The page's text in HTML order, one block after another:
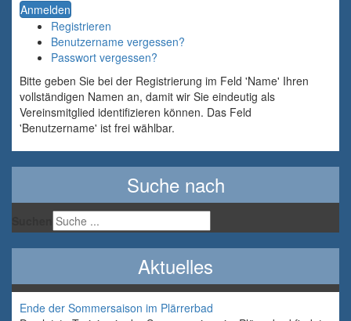
Anmelden
Registrieren
Benutzername vergessen?
Passwort vergessen?
Bitte geben Sie bei der Registrierung im Feld 'Name' Ihren
vollständigen Namen an, damit wir Sie eindeutig als
Vereinsmitglied identifizieren können. Das Feld
'Benutzername' ist frei wählbar.
Suche nach
Aktuelles
Ende der Sommersaison im Plärrerbad